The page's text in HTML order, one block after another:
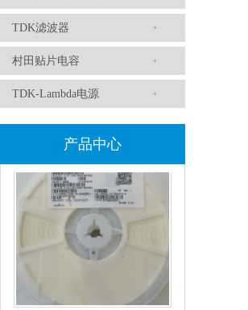
TDK滤波器
村田贴片电容
TDK-Lambda电源
产品中心